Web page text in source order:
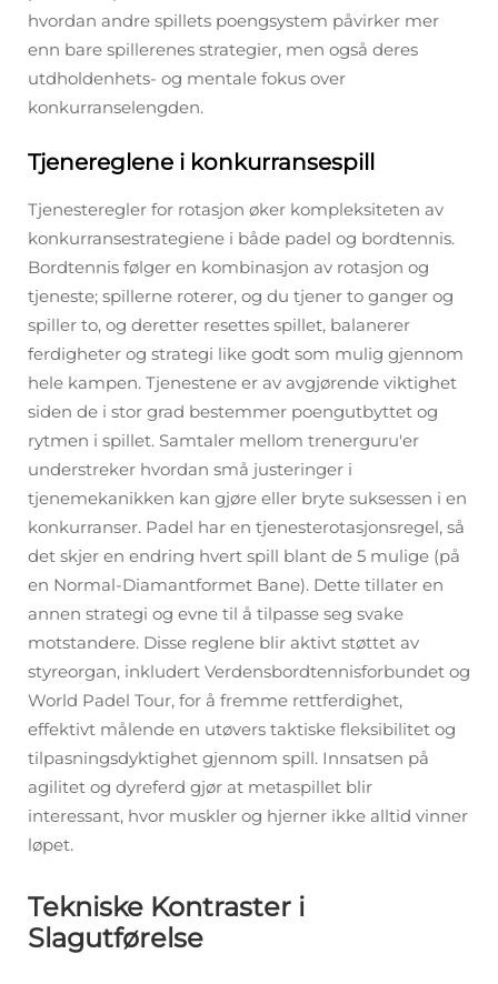
hvordan andre spillets poengsystem påvirker mer
enn bare spillerenes strategier, men også deres
utdholdenhets- og mentale fokus over
konkurranselengden.
Tjenereglene i konkurransespill
Tjenesteregler for rotasjon øker kompleksiteten av
konkurransestrategiene i både padel og bordtennis.
Bordtennis følger en kombinasjon av rotasjon og
tjeneste; spillerne roterer, og du tjener to ganger og
spiller to, og deretter resettes spillet, balanerer
ferdigheter og strategi like godt som mulig gjennom
hele kampen. Tjenestene er av avgjørende viktighet
siden de i stor grad bestemmer poengutbyttet og
rytmen i spillet. Samtaler mellom trenerguru'er
understreker hvordan små justeringer i
tjenemekanikken kan gjøre eller bryte suksessen i en
konkurranser. Padel har en tjenesterotasjonsregel, så
det skjer en endring hvert spill blant de 5 mulige (på
en Normal-Diamantformet Bane). Dette tillater en
annen strategi og evne til å tilpasse seg svake
motstandere. Disse reglene blir aktivt støttet av
styreorgan, inkludert Verdensbordtennisforbundet og
World Padel Tour, for å fremme rettferdighet,
effektivt målende en utøvers taktiske fleksibilitet og
tilpasningsdyktighet gjennom spill. Innsatsen på
agilitet og dyreferd gjør at metaspillet blir
interessant, hvor muskler og hjerner ikke alltid vinner
løpet.
Tekniske Kontraster i
Slagutførelse